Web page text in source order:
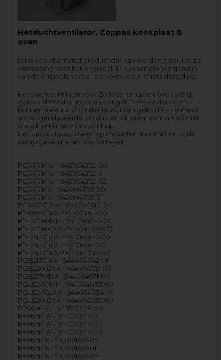
Heteluchtventilator, Zoppas kookplaat &
oven
Dit is een alternatief product dat kan worden gebruikt als
vervanging voor het origineel. Er kunnen afwijkingen zijn
van de originele versie, b.v. vorm, kleur of iets dergelijks.
Heteluchtventilator voor Zoppas fornuis en oven wordt
geleverd zonder moer en vleugel. Deze onderdelen
kunnen meestal afzonderlijk worden gekocht - zie meer
onder gerelateerde producten of neem contact op met
onze klantenservice voor hulp.
Het product past alleen op modellen met PNC nr. zoals
aangegeven na het koppelteken.
PCG661MW - 943004352-00
PCG661MW - 943004352-01
PCG661MW - 943004352-02
PCG661MX - 943004353-00
PCG661MX - 943004353-01
PCK65201WA - 943004610-00
PCK65201XA - 943004611-00
POB20601XK - 944064559-00
POB20602XK - 944064558-00
POB21301BA - 944064637-00
POB21301BA - 944064637-01
POB21301XA - 944064042-00
POB21301XA - 944064042-01
POB25602XK - 944064557-00
POB35701XA - 944064671-00
POU20601XK - 944064033-00
POU20602XK - 944064034-00
POU25602XK - 944064035-00
PP66AMW - 943001548-00
PP66AMW - 943001548-01
PP66AMW - 943001548-03
PP66AMW - 943001548-04
PP66AMX - 943001547-00
PP66AMX - 943001547-01
PP66AMX - 943001547-02